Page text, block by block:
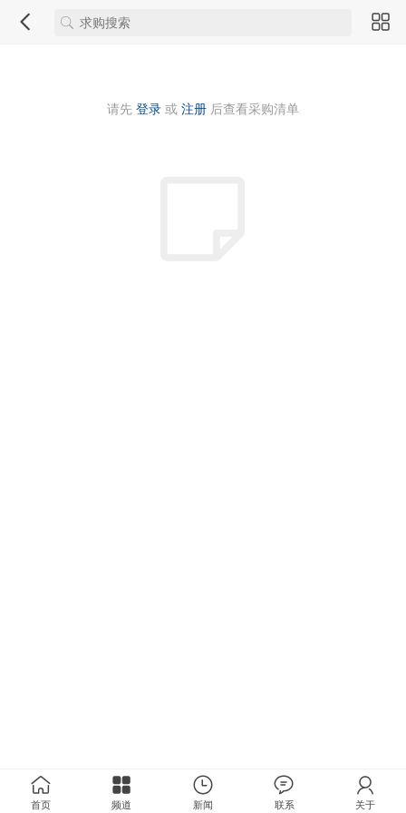
请先 登录 或 注册 后查看采购清单
首页 频道 新闻 联系 关于